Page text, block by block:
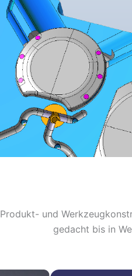
Produkt- und
gedacht bis in